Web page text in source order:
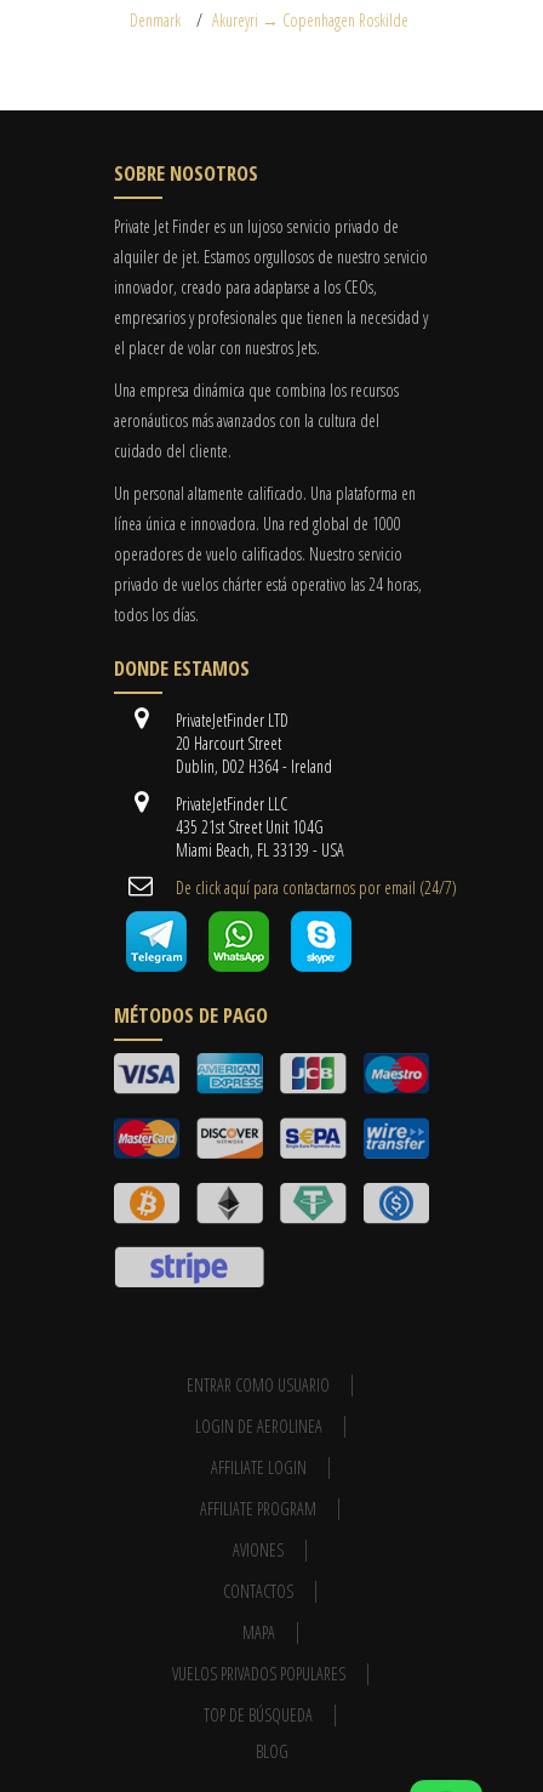
Denmark
Akureyri → Copenhagen Roskilde
SOBRE NOSOTROS
Private Jet Finder es un lujoso servicio privado de
alquiler de jet. Estamos orgullosos de nuestro servicio
innovador, creado para adaptarse a los CEOs,
empresarios y profesionales que tienen la necesidad y
el placer de volar con nuestros Jets.
Una empresa dinámica que combina los recursos
aeronáuticos más avanzados con la cultura del
cuidado del cliente.
Un personal altamente calificado. Una plataforma en
línea única e innovadora. Una red global de 1000
operadores de vuelo calificados. Nuestro servicio
privado de vuelos chárter está operativo las 24 horas,
todos los días.
DONDE ESTAMOS
PrivateJetFinder LTD
20 Harcourt Street
Dublin, D02 H364 - Ireland
PrivateJetFinder LLC
435 21st Street Unit 104G
Miami Beach, FL 33139 - USA
De click aquí para contactarnos por email ​(24/7)
MÉTODOS DE PAGO
ENTRAR COMO USUARIO
LOGIN DE AEROLINEA
AFFILIATE LOGIN
AFFILIATE PROGRAM
AVIONES
CONTACTOS
MAPA
VUELOS PRIVADOS POPULARES
TOP DE BÚSQUEDA
BLOG